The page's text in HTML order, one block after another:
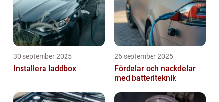
30 september 2025
Installera laddbox
26 september 2025
Fördelar och nackdelar
med batteriteknik